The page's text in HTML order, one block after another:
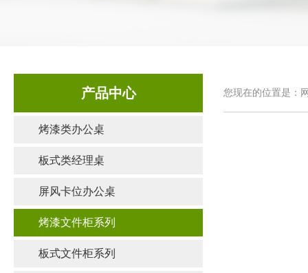
产品中心
烤漆类办公桌
板式类经理桌
屏风卡位办公桌
烤漆文件柜系列
板式文件柜系列
您现在的位置是：